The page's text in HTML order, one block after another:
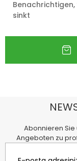
Benachrichtigen,
sinkt
Abonnieren Sie
Angeboten zu